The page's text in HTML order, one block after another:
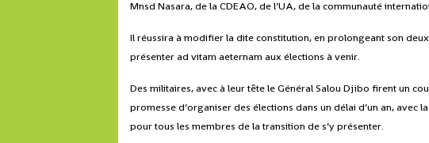
Mnsd Nasara, de la CDEAO, de l’UA, de la communauté
Il réussira à modifier la dite constitution, en prolongeant son
présenter ad vitam aeternam aux élections à venir.
Des militaires, avec à leur tête le Général Salou Djibo firent un
promesse d’organiser des élections dans un délai d’un an, avec
pour tous les membres de la transition de s’y présenter.